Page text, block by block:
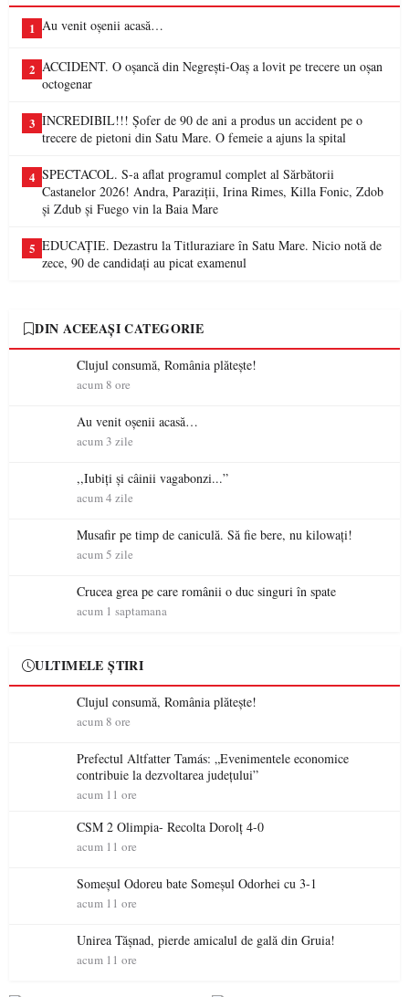
1 Au venit oșenii acasă…
2 ACCIDENT. O oșancă din Negrești-Oaș a lovit pe trecere un oșan
octogenar
3 INCREDIBIL!!! Șofer de 90 de ani a produs un accident pe o
trecere de pietoni din Satu Mare. O femeie a ajuns la spital
4 SPECTACOL. S-a aflat programul complet al Sărbătorii
Castanelor 2026! Andra, Paraziții, Irina Rimes, Killa Fonic, Zdob
și Zdub și Fuego vin la Baia Mare
5 EDUCAȚIE. Dezastru la Titluraziare în Satu Mare. Nicio notă de
zece, 90 de candidați au picat examenul
DIN ACEEAȘI CATEGORIE
Clujul consumă, România plătește!
acum 8 ore
Au venit oșenii acasă…
acum 3 zile
,,Iubiți și câinii vagabonzi...”
acum 4 zile
Musafir pe timp de caniculă. Să fie bere, nu kilowați!
acum 5 zile
Crucea grea pe care românii o duc singuri în spate
acum 1 saptamana
ULTIMELE ȘTIRI
Clujul consumă, România plătește!
acum 8 ore
Prefectul Altfatter Tamás: „Evenimentele economice
contribuie la dezvoltarea județului”
acum 11 ore
CSM 2 Olimpia- Recolta Dorolț 4-0
acum 11 ore
Someșul Odoreu bate Someșul Odorhei cu 3-1
acum 11 ore
Unirea Tășnad, pierde amicalul de gală din Gruia!
acum 11 ore